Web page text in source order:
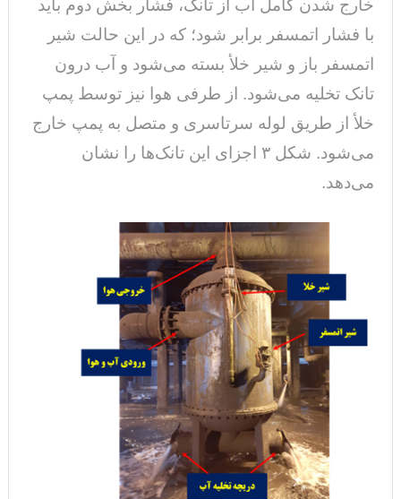
خارج شدن کامل آب از تانک، فشار بخش دوم باید
با فشار اتمسفر برابر شود؛ که در این حالت شیر
اتمسفر باز و شیر خلأ بسته می‌شود و آب درون
تانک تخلیه می‌شود. از طرفی هوا نیز توسط پمپ
خلأ از طریق لوله سرتاسری و متصل به پمپ خارج
می‌شود. شکل ۳ اجزای این تانک‌ها را نشان
می‌دهد.